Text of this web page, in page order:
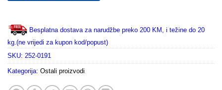
Besplatna dostava za narudžbe preko 200 KM, i težine do 20
kg.(ne vrijedi za kupon kod/popust)
SKU: 252-0191
Kategorija: Ostali proizvodi